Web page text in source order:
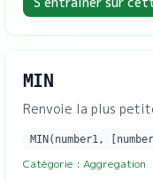
MIN
Renvoie la plus
MIN(number1,
Catégorie : Aggregation